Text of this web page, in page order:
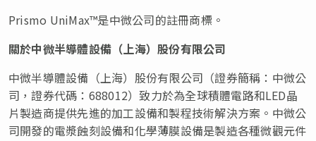
Prismo UniMax™是中微公司的註冊商標。
關於中微半導體設備（上海）股份有限公司
中微半導體設備（上海）股份有限公司（證券簡稱：中微公
司，證券代碼：688012）致力於為全球積體電路和LED晶
片製造商提供先進的加工設備和製程技術解決方案。中微公
司開發的電漿蝕刻設備和化學薄膜設備是製造各種微觀元件